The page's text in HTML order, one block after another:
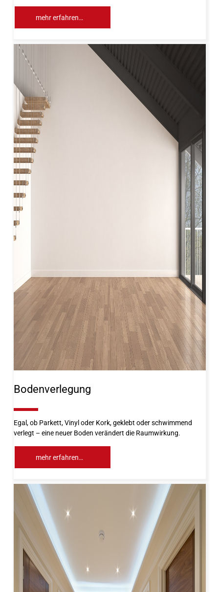
mehr erfahren…
Bodenverlegung
Egal, ob Parkett, Vinyl oder Kork, geklebt oder schwimmend
verlegt – eine neuer Boden verändert die Raumwirkung.
mehr erfahren…